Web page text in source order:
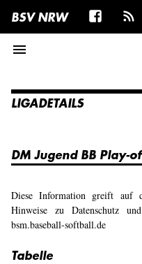
BSV NRW
menu
LIGADETAILS
DM Jugend BB Play-
Diese Information greift auf
Hinweise zu Datenschutz
bsm.baseball-softball.de
Tabelle